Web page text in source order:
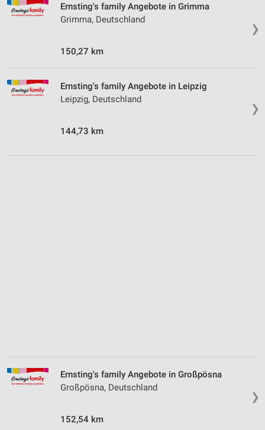
❯
Ernsting's family Angebote in Grimma
Grimma, Deutschland
150,27 km
❯
Ernsting's family Angebote in Leipzig
Leipzig, Deutschland
144,73 km
❯
Ernsting's family Angebote in Großpösna
Großpösna, Deutschland
152,54 km